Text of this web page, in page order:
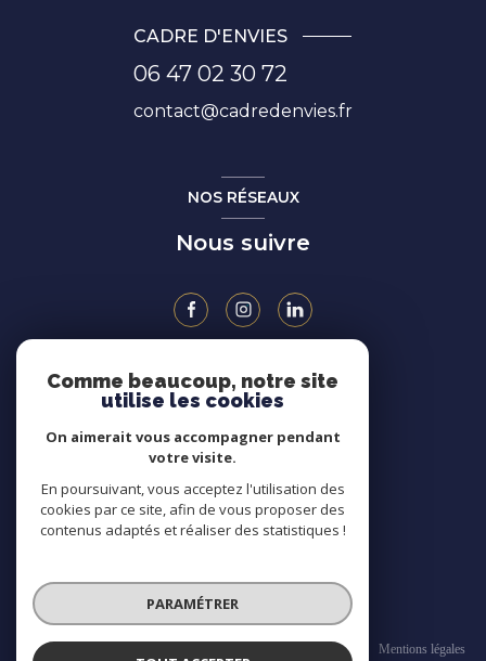
CADRE D'ENVIES
06 47 02 30 72
contact@cadredenvies.fr
NOS RÉSEAUX
Nous suivre
ADHÉRENTS
© 2026 | Tous droits réservés
Mentions légales
Comme beaucoup, notre site
utilise les cookies
On aimerait vous accompagner pendant
votre visite.
En poursuivant, vous acceptez l'utilisation des
cookies par ce site, afin de vous proposer des
contenus adaptés et réaliser des statistiques !
PARAMÉTRER